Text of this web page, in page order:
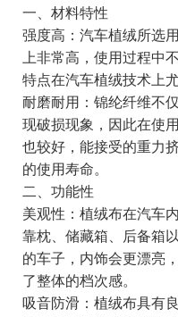
一、材料特性
强度高：汽车植绒所选
上非常高，使用过程中
特点在汽车植绒技术上尤
耐磨耐用：锦纶纤维不
现破损现象，因此在使
也较好，能接受的重力
的使用寿命。
二、功能性
美观性：植绒布在汽车
靠枕、储藏箱、后备箱
的车子，内饰会更漂亮
了整体的档次感。
吸音防滑：植绒布具有